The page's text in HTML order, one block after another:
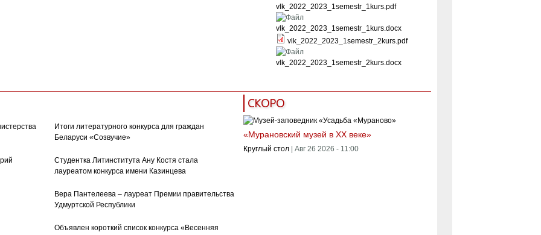
vlk_2022_2023_1semestr_1kurs.pdf
vlk_2022_2023_1semestr_1kurs.docx
vlk_2022_2023_1semestr_2kurs.pdf
vlk_2022_2023_1semestr_2kurs.docx
Итоги литературного конкурса для граждан
Беларуси «Созвучие»
Студентка Литинститута Ану Костя стала
лауреатом конкурса имени Казинцева
Вера Пантелеева – лауреат Премии правительства
Удмуртской Республики
Объявлен короткий список конкурса «Весенняя
СКОРО
«Мурановский музей в XX веке»
Круглый стол Авг 26 2026 - 11:00